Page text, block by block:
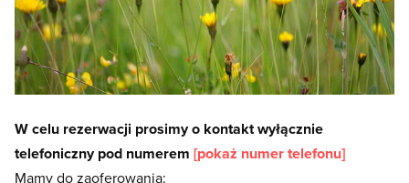
W celu rezerwacji prosimy o kontakt wyłącznie
telefoniczny pod numerem [pokaż numer telefonu]
Mamy do zaoferowania: